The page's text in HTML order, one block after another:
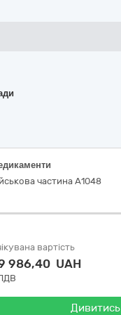
частина А1048
вартість
986,40 UAH
Дивитись